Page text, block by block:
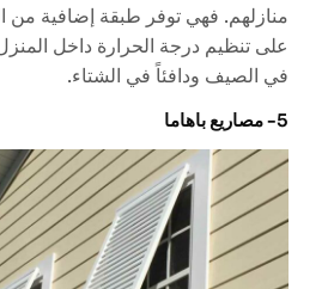
منازلهم. فهي توفر طبقة إضافية من
على تنظيم درجة الحرارة داخل
في الصيف ودافئاً في الشتاء.
5- مصاريع باهاما